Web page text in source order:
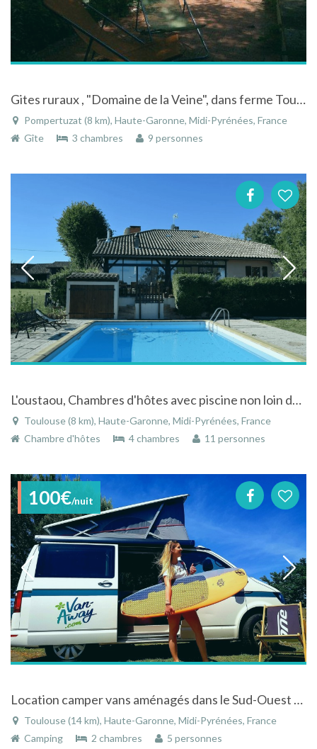
Gites ruraux , "Domaine de la Veine", dans ferme Toulousaine à Pompertuzat
Pompertuzat (8 km), Haute-Garonne, Midi-Pyrénées, France
Gîte
3 chambres 9 personnes
L'oustaou, Chambres d'hôtes avec piscine non loin de Toulouse (au sud)
Toulouse (8 km), Haute-Garonne, Midi-Pyrénées, France
Chambre d'hôtes
4 chambres 11 personnes
100€/nuit
Location camper vans aménagés dans le Sud-Ouest de la France
Toulouse (14 km), Haute-Garonne, Midi-Pyrénées, France
Camping
2 chambres 5 personnes